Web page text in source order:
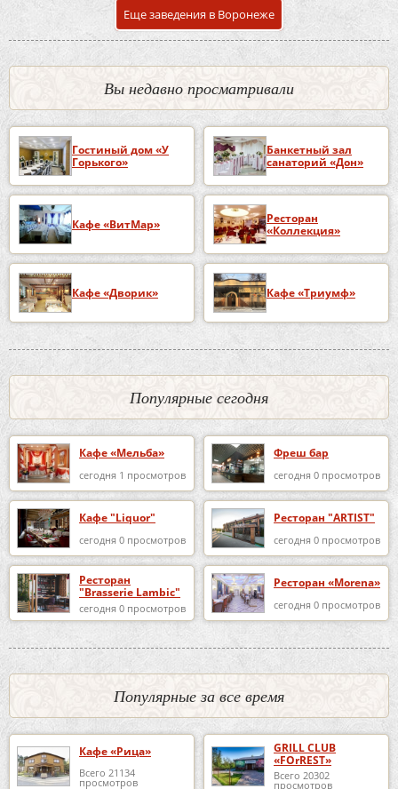
Еще заведения в Воронеже
Вы недавно просматривали
Гостиный дом «У
Горького»
Банкетный зал
санаторий «Дон»
Кафе «ВитМар»
Ресторан
«Коллекция»
Кафе «Дворик» Кафе «Триумф»
Популярные сегодня
Кафе «Мельба»
сегодня 1 просмотров
Фреш бар
сегодня 0 просмотров
Кафе "Liquor"
сегодня 0 просмотров
Ресторан "ARTIST"
сегодня 0 просмотров
Ресторан
"Brasserie Lambic"
сегодня 0 просмотров
Ресторан «Morena»
сегодня 0 просмотров
Популярные за все время
Кафе «Рица»
Всего 21134
просмотров
GRILL CLUB
«FOrREST»
Всего 20302
просмотров